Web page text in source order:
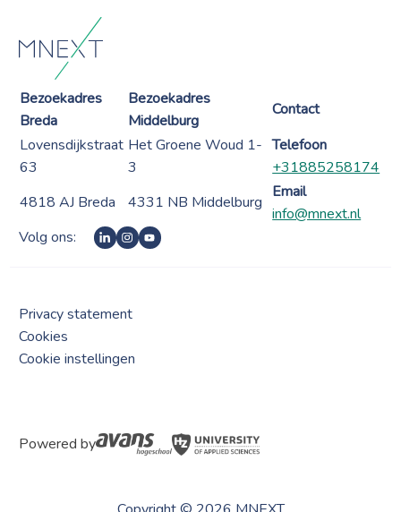
Bezoekadres
Breda
Bezoekadres
Middelburg
Contact
Lovensdijkstraat
63
Het Groene Woud 1-
3
Telefoon
+31885258174
4818 AJ Breda
4331 NB Middelburg
Email
info@mnext.nl
Volg ons:
Powered by
Privacy statement
Cookies
Cookie instellingen